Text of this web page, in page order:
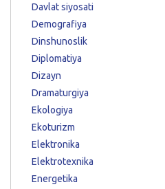
Davlat siyosati
Demografiya
Dinshunoslik
Diplomatiya
Dizayn
Dramaturgiya
Ekologiya
Ekoturizm
Elektronika
Elektrotexnika
Energetika